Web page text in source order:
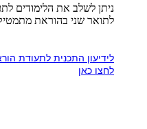
ניתן לשלב את הלימודים
לתואר שני בהוראת
לידיעון התכנית לתעודת
לחצו כאן